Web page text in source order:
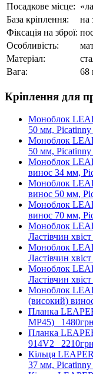
Посадкове місце:
База кріплення:
на
Фіксація на зброї:
Особливість:
Матеріал:
Вага:
68
Кріплення для
Моноблок
50 мм, Picatinny
Моноблок
50 мм, Picatinny
Моноблок
винос 34 мм,
Моноблок
винос 50 мм,
Моноблок
винос 70 мм,
Моноблок
Ластівчин хвіст
Моноблок
Ластівчин хвіст
Моноблок
Ластівчин хвіст
Моноблок
(високий)
Планка
MP45)
Планка
914V2
Кільця
37 мм, Picatinny